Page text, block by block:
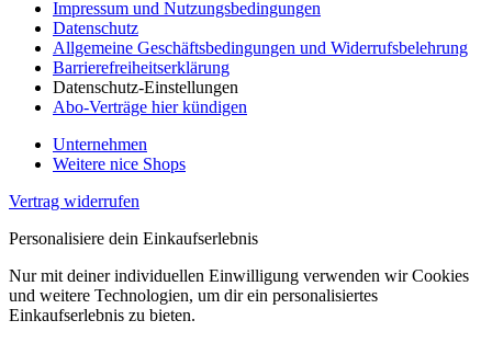
Impressum und Nutzungsbedingungen
Datenschutz
Allgemeine Geschäftsbedingungen und Widerrufsbelehrung
Barrierefreiheitserklärung
Datenschutz-Einstellungen
Abo-Verträge hier kündigen
Unternehmen
Weitere nice Shops
Vertrag widerrufen
Personalisiere dein Einkaufserlebnis
Nur mit deiner individuellen Einwilligung verwenden wir Cookies
und weitere Technologien, um dir ein personalisiertes
Einkaufserlebnis zu bieten.